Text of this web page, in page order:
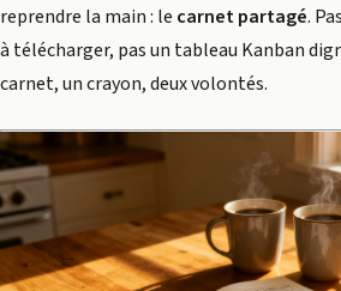
reprendre la main : le carnet partagé.
à télécharger, pas un tableau Kanban
carnet, un crayon, deux volontés.